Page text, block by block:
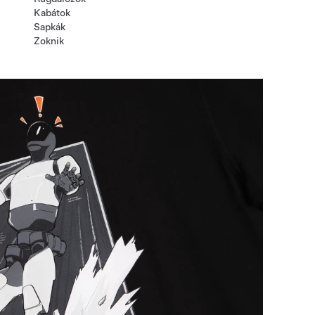
Kabátok
Sapkák
Zoknik